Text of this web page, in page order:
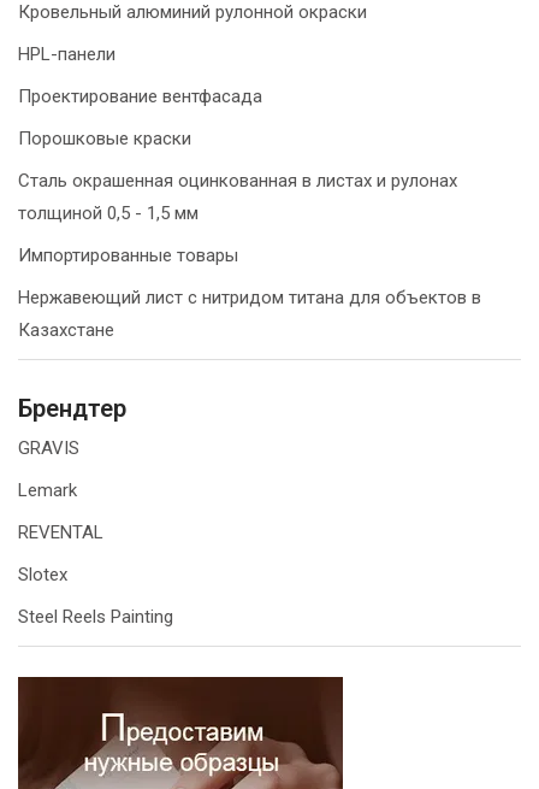
Кровельный алюминий рулонной окраски
HPL-панели
Проектирование вентфасада
Порошковые краски
Сталь окрашенная оцинкованная в листах и рулонах
толщиной 0,5 - 1,5 мм
Импортированные товары
Нержавеющий лист с нитридом титана для объектов в
Казахстане
Брендтер
GRAVIS
Lemark
REVENTAL
Slotex
Steel Reels Painting